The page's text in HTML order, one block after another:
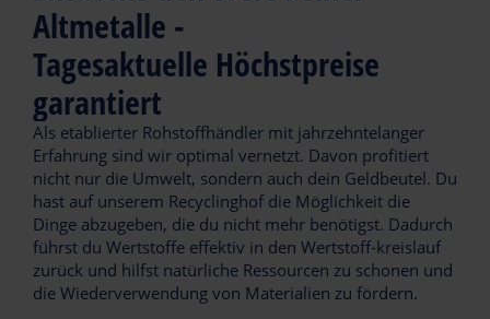
Altmetalle -
Tagesaktuelle Höchstpreise
garantiert
Als etablierter Rohstoffhändler mit jahrzehntelanger
Erfahrung sind wir optimal vernetzt. Davon profitiert
nicht nur die Umwelt, sondern auch dein Geldbeutel. Du
hast auf unserem Recyclinghof die Möglichkeit die
Dinge abzugeben, die du nicht mehr benötigst. Dadurch
führst du Wertstoffe effektiv in den Wertstoff-kreislauf
zurück und hilfst natürliche Ressourcen zu schonen und
die Wiederverwendung von Materialien zu fördern.